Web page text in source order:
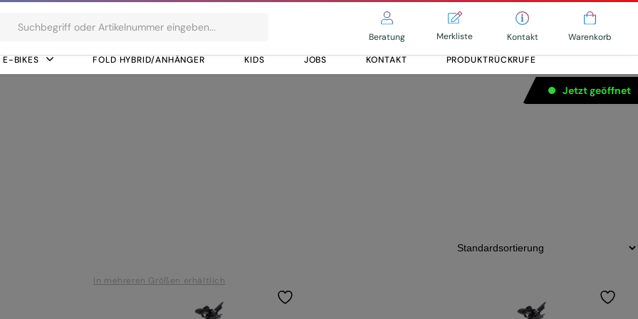
Beratung Merkliste Kontakt
Warenkorb
E-BIKES FOLD HYBRID/ANHÄNGER KIDS JOBS KONTAKT PRODUKTRÜCKRUFE
Jetzt geöffnet
In mehreren Größen erhältlich